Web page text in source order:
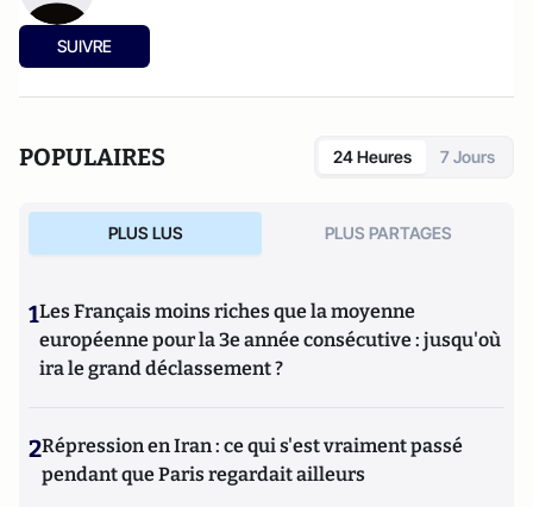
SUIVRE
POPULAIRES 24 Heures 7 Jours
PLUS LUS PLUS PARTAGES
1Les Français moins riches que la moyenne
européenne pour la 3e année consécutive : jusqu'où
ira le grand déclassement ?
2Répression en Iran : ce qui s'est vraiment passé
pendant que Paris regardait ailleurs